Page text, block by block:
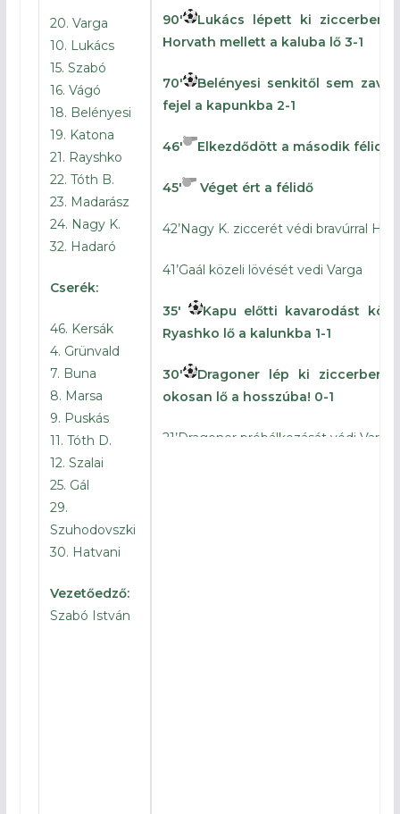
20. Varga
10. Lukács
15. Szabó
16. Vágó
18. Belényesi
19. Katona
21. Rayshko
22. Tóth B.
23. Madarász
24. Nagy K.
32. Hadaró
Cserék:
46. Kersák
4. Grünvald
7. Buna
8. Marsa
9. Puskás
11. Tóth D.
12. Szalai
25. Gál
29.
Szuhodovszki
30. Hatvani
Vezetőedző:
Szabó István
90′
Lukács lépett ki ziccerben,
Horvath mellett a kaluba lő 3-1
70′
Belényesi senkitől sem
fejel a kapunkba 2-1
46′ Elkezdődött a második félidő
45′ Véget ért a félidő
42’Nagy K. ziccerét védi bravúrral
41’Gaál közeli lövését vedi Varga
35′
Kapu előtti kavarodást
Ryashko lő a kalunkba 1-1
30′
Dragoner lép ki ziccerben,
okosan lő a hosszúba! 0-1
21’Dragoner próbálkozását védi Varga